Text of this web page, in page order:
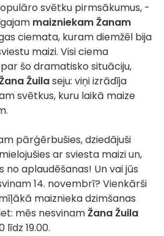
svētku pirmsākumus, -
maizniekamŽanam
ciemata, kuram diemžēl bija
maizi. Visi ciema
šo dramatisko situāciju,
Žuilaseju: viņi izrādīja
svētkus, kuru laikā maize
pārģērbušies, dziedājuši
ar sviesta maizi un,
no aplaudēšanas! Un vai jūs
14. novembrī? Vienkārši
maiznieka dzimšanas
mēs nesvinamŽana Žuila
līdz 19.00.